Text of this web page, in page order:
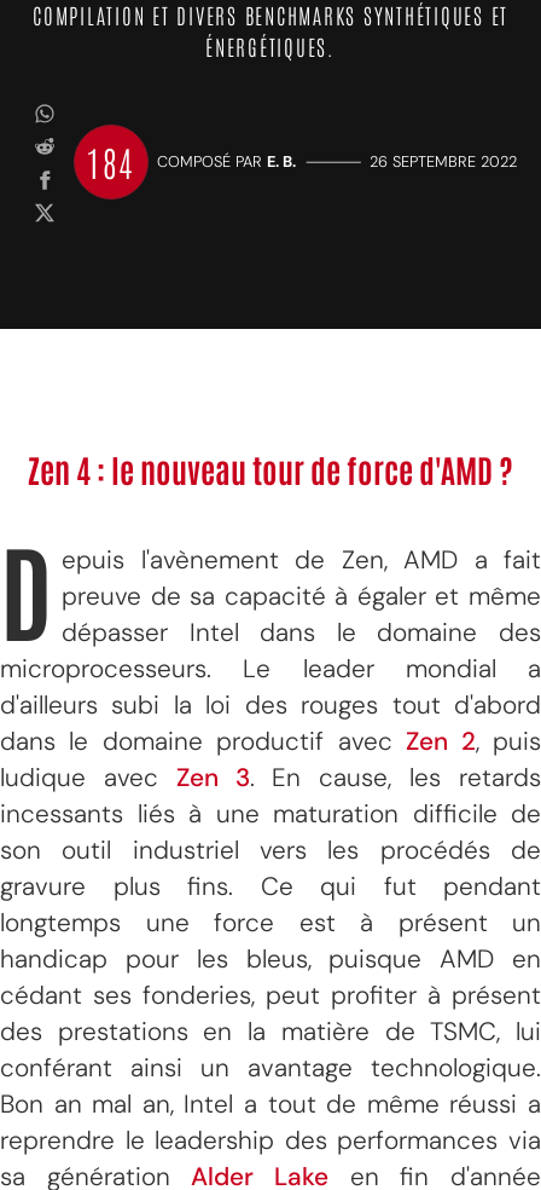
COMPILATION ET DIVERS BENCHMARKS SYNTHÉTIQUES ET
ÉNERGÉTIQUES.
184 COMPOSÉ PAR E. B. ————— 26 SEPTEMBRE 2022
Zen 4 : le nouveau tour de force d'AMD ?
D epuis l'avènement de Zen, AMD a fait
preuve de sa capacité à égaler et même
dépasser Intel dans le domaine des
microprocesseurs. Le leader mondial a
d'ailleurs subi la loi des rouges tout d'abord
dans le domaine productif avec Zen 2, puis
ludique avec Zen 3. En cause, les retards
incessants liés à une maturation difficile de
son outil industriel vers les procédés de
gravure plus fins. Ce qui fut pendant
longtemps une force est à présent un
handicap pour les bleus, puisque AMD en
cédant ses fonderies, peut profiter à présent
des prestations en la matière de TSMC, lui
conférant ainsi un avantage technologique.
Bon an mal an, Intel a tout de même réussi a
reprendre le leadership des performances via
sa générationAlder Lake en fin d'année